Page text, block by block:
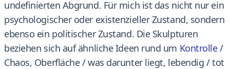
undefinierten Abgrund. Für mich ist das nicht nur ein
psychologischer oder existenzieller Zustand, sondern
ebenso ein politischer Zustand. Die Skulpturen
beziehen sich auf ähnliche Ideen rund um Kontrolle/
Chaos, Oberfläche / was darunter liegt, lebendig / tot